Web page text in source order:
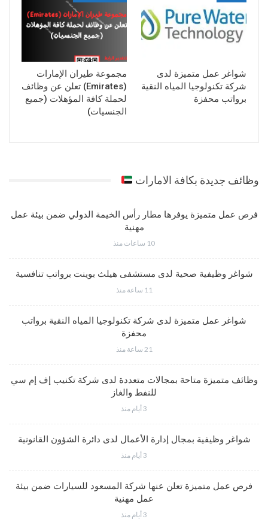
شواغر عمل متميزة لدى
شركة تكنولوجيا المياه النقية
برواتب محفزة
مجموعة طيران الإمارات
(Emirates) تعلن عن وظائف
لحملة كافة المؤهلات (جميع
الجنسيات)
وظائف جديدة بكافة الامارات
فرص عمل متميزة يوفرها مطار رأس الخيمة الدولي ضمن بيئة عمل
مهنية
10 ساعات منذ
شواغر وظيفية صحية لدى مستشفى هيلث بوينت برواتب تنافسية
11 ساعة منذ
شواغر عمل متميزة لدى شركة تكنولوجيا المياه النقية برواتب
محفزة
21 ساعة منذ
وظائف متميزة متاحة بمجالات متعددة لدى شركة تكنيب إف إم سي
للنفط والغاز
3 أيام منذ
شواغر وظيفية بمجال إدارة الأعمال لدى دائرة الشؤون القانونية
3 أيام منذ
فرص عمل متميزة تعلن عنها شركة المسعود للسيارات ضمن بيئة
عمل مهنية
3 أيام منذ